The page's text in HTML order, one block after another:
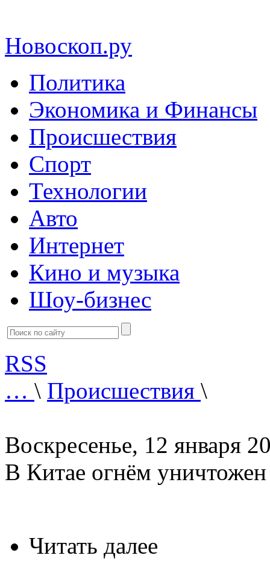
Новоскоп.ру
Политика
Экономика и Финансы
Происшествия
Спорт
Технологии
Авто
Интернет
Кино и музыка
Шоу-бизнес
RSS
… \ Происшествия \
Воскресенье, 12 января
В Китае огнём
Читать далее